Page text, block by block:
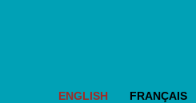
ENGLISH FRANÇAIS